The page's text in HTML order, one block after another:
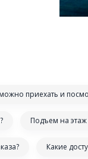
приехать и
Подъем на этаж
Какие